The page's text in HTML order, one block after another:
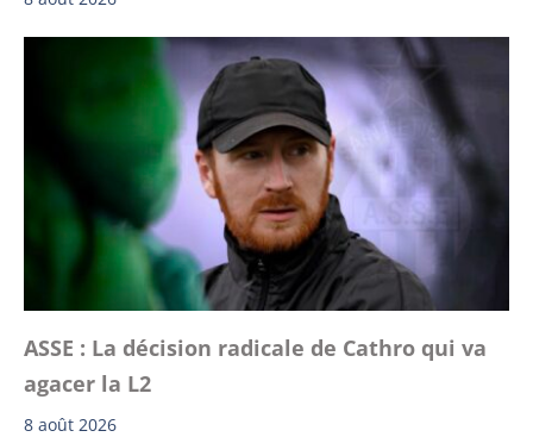
ASSE : La décision radicale de Cathro qui va
agacer la L2
8 août 2026